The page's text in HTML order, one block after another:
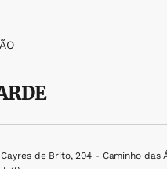
de Brito, 204 - Caminho das